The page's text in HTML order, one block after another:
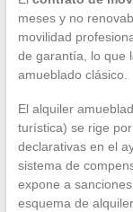
meses y no
movilidad
de garantía, lo que
amueblado clásico.
El alquiler
turística) se rige
declarativas en el
sistema de
expone a
esquema de